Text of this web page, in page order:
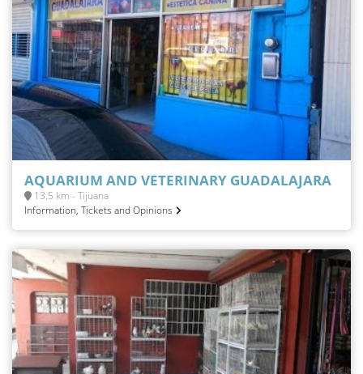
AQUARIUM AND VETERINARY GUADALAJARA
13.5 km - Tijuana
Information, Tickets and Opinions